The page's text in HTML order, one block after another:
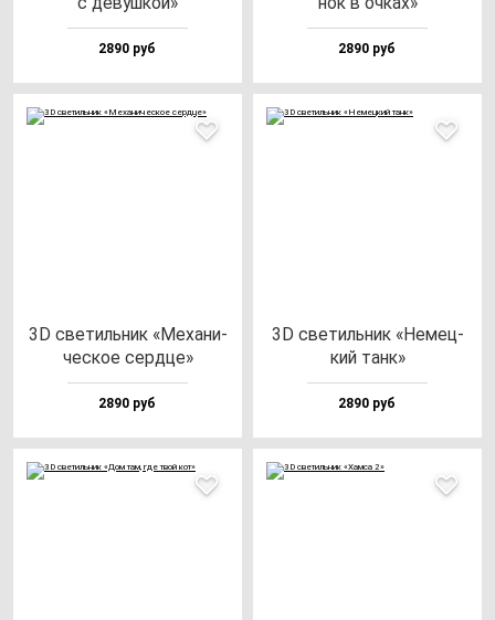
2890 руб 2890 руб
3D све­тиль­ник «Меха­ни­
чес­кое сер­дце»
2890 руб
3D све­тиль­ник «Немец­
кий танк»
2890 руб